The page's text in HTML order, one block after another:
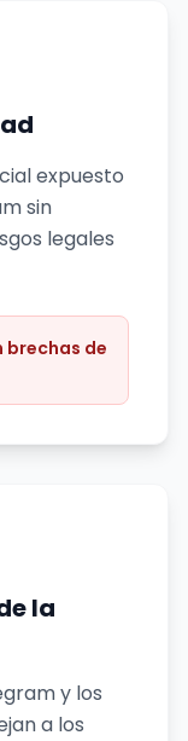
expuesto
sin
legales
brechas de
la
y los
a los